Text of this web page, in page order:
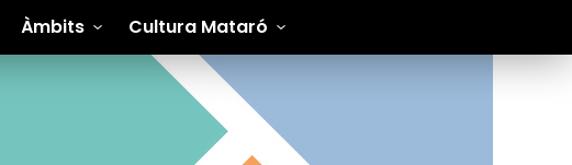
Àmbits Cultura Mataró